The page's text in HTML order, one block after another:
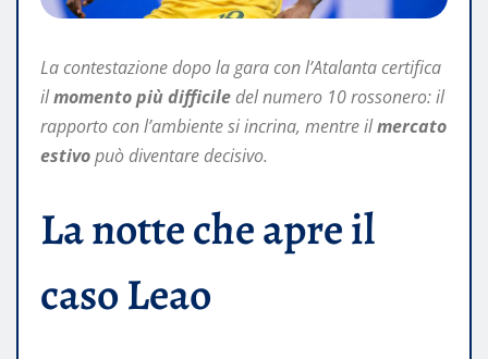
La contestazione dopo la gara con l’Atalanta certifica
ilmomento più difficiledel numero 10 rossonero: il
rapporto con l’ambiente si incrina, mentre ilmercato
estivopuò diventare decisivo.
La notte che apre il
caso Leao